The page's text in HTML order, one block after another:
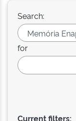
Search:
for
Current filters: